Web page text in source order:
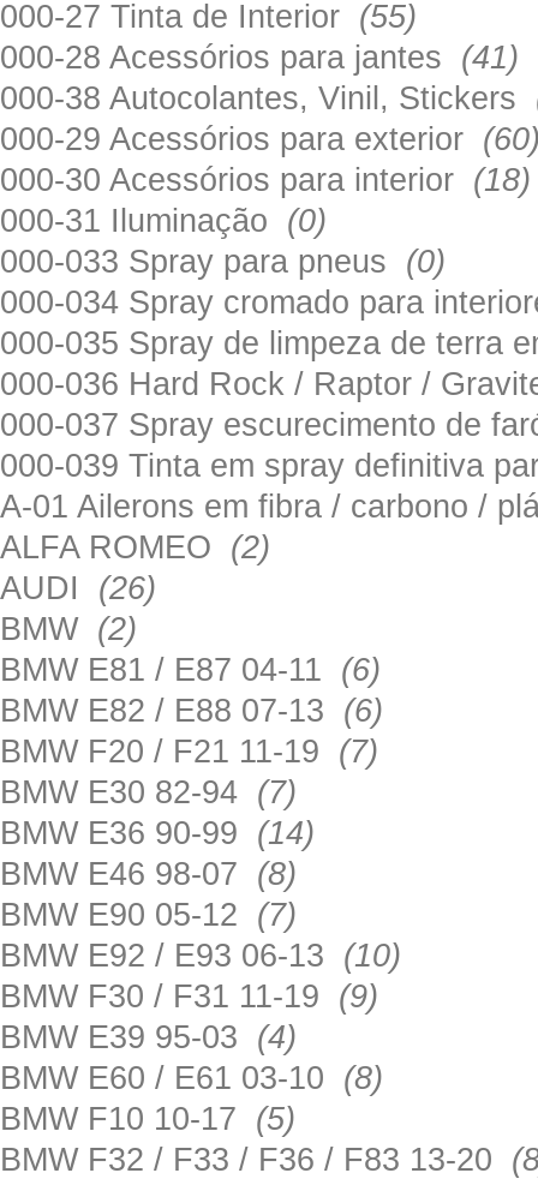
000-27 Tinta de Interior (55)
000-28 Acessórios para jantes (41)
000-38 Autocolantes, Vinil, Stickers
000-29 Acessórios para exterior
000-30 Acessórios para interior (18)
000-31 Iluminação (0)
000-033 Spray para pneus (0)
000-034 Spray cromado para
000-035 Spray de limpeza de terra
000-036 Hard Rock / Raptor /
000-037 Spray escurecimento de
000-039 Tinta em spray definitiva
A-01 Ailerons em fibra / carbono /
ALFA ROMEO (2)
AUDI (26)
BMW (2)
BMW E81 / E87 04-11 (6)
BMW E82 / E88 07-13 (6)
BMW F20 / F21 11-19 (7)
BMW E30 82-94 (7)
BMW E36 90-99 (14)
BMW E46 98-07 (8)
BMW E90 05-12 (7)
BMW E92 / E93 06-13 (10)
BMW F30 / F31 11-19 (9)
BMW E39 95-03 (4)
BMW E60 / E61 03-10 (8)
BMW F10 10-17 (5)
BMW F32 / F33 / F36 / F83 13-20